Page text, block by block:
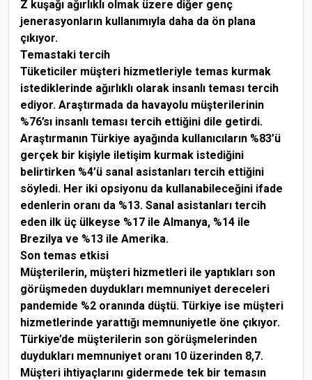
Z kuşağı ağırlıklı olmak üzere diğer genç
jenerasyonların kullanımıyla daha da ön plana
çıkıyor.
Temastaki tercih
Tüketiciler müşteri hizmetleriyle temas kurmak
istediklerinde ağırlıklı olarak insanlı teması tercih
ediyor. Araştırmada da havayolu müşterilerinin
%76’sı insanlı teması tercih ettiğini dile getirdi.
Araştırmanın Türkiye ayağında kullanıcıların %83’ü
gerçek bir kişiyle iletişim kurmak istediğini
belirtirken %4’ü sanal asistanları tercih ettiğini
söyledi. Her iki opsiyonu da kullanabileceğini ifade
edenlerin oranı da %13. Sanal asistanları tercih
eden ilk üç ülkeyse %17 ile Almanya, %14 ile
Brezilya ve %13 ile Amerika.
Son temas etkisi
Müşterilerin, müşteri hizmetleri ile yaptıkları son
görüşmeden duydukları memnuniyet dereceleri
pandemide %2 oranında düştü. Türkiye ise müşteri
hizmetlerinde yarattığı memnuniyetle öne çıkıyor.
Türkiye’de müşterilerin son görüşmelerinden
duydukları memnuniyet oranı 10 üzerinden 8,7.
Müşteri ihtiyaçlarını gidermede tek bir temasın